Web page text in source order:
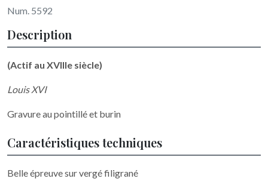
Num. 5592
Description
(Actif au XVIIIe siècle)
Louis XVI
Gravure au pointillé et burin
Caractéristiques techniques
Belle épreuve sur vergé filigrané